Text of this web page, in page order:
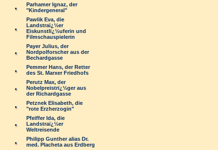
Parhamer Ignaz, der
"Kindergeneral"
Pawlik Eva, die
Landstraï¿½er
Eiskunstlï¿½uferin und
Filmschauspielerin
Payer Julius, der
Nordpolforscher aus der
Bechardgasse
Pemmer Hans, der Retter
des St. Marxer Friedhofs
Perutz Max, der
Nobelpreistrï¿½ger aus
der Richardgasse
Petznek Elisabeth, die
"rote Erzherzogin"
Pfeiffer Ida, die
Landstraï¿½er
Weltreisende
Philipp Gunther alias Dr.
med. Placheta aus Erdberg